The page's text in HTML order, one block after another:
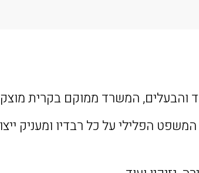
הפלילי על כל רבדיו ומעניק